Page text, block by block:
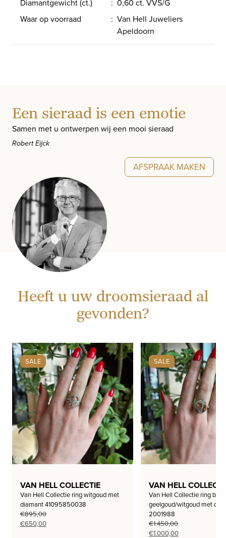
Diamantgewicht (ct.) : 0,60 ct. VVS/G
Waar op voorraad
: Van Hell Juweliers
Apeldoorn
Een sieraad is een emotie
Samen met u ontwerpen wij een mooi sieraad
Robert Eijck
AFSPRAAK MAKEN
Heeft u uw droomsieraad al
gevonden?
SALE
VAN HELL COLLECTIE
Van Hell Collectie ring witgoud met
diamant 41095850038
€895,00
Oorspronkelijke
€650,00Huidige
SALE
VAN HELL
Van Hell Collectie ring bi-
geelgoud/witgoud met
2001988
€1.450,00
Oorspronkelijke
€1.000,00Huidige